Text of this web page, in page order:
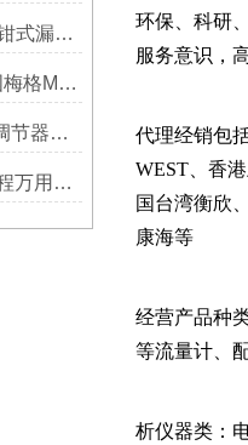
CL345电流钳形表CL360钳式漏电流测试仪日本横河技术参数
MIT515缘电阻检测仪美国梅格Megger产品*广州工控
杭州UM33A-010-11数字调节器日本横河YOKOGAWA量大价优
99046接线端子CA450过程万用表日本横河YOKOGAWA选购指南
环保、科研
服务意识，
代理经销包
WEST、香
国台湾衡欣
康海等
经营产品种
等流量计、
析仪器类：